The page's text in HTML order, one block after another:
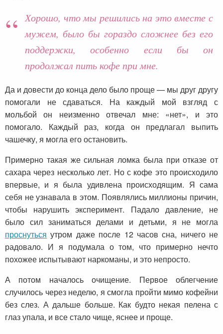
Хорошо, что мы решились на это вместе с
мужем, было бы гораздо сложнее без его
поддержки, особенно если бы он
продолжал пить кофе при мне.
Да и довести до конца дело было проще — мы друг другу
помогали не сдаваться. На каждый мой взгляд с
мольбой он неизменно отвечал мне: «нет», и это
помогало. Каждый раз, когда он предлагал выпить
чашечку, я могла его остановить.
Примерно такая же сильная ломка была при отказе от
сахара через несколько лет. Но с кофе это происходило
впервые, и я была удивлена происходящим. Я сама
себя не узнавала в этом. Появлялись миллионы причин,
чтобы нарушить эксперимент. Падало давление, не
было сил заниматься делами и детьми, я не могла
проснуться утром даже после 12 часов сна, ничего не
радовало. И я подумала о том, что примерно нечто
похожее испытывают наркоманы, и это непросто.
А потом началось очищение. Первое облегчение
случилось через неделю, я смогла пройти мимо кофейни
без слез. А дальше больше. Как будто некая пелена с
глаз упала, и все стало чище, яснее и проще.